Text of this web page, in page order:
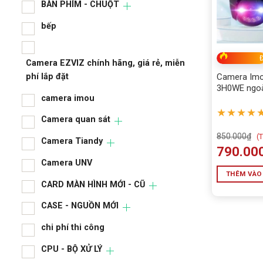
BÀN PHÍM - CHUỘT
bếp
Camera EZVIZ chính hãng, giá rẻ, miễn
phí lắp đặt
camera imou
Camera quan sát
Camera Tiandy
Camera UNV
CARD MÀN HÌNH MỚI - CŨ
CASE - NGUỒN MỚI
chi phí thi công
CPU - BỘ XỬ LÝ
bếp
Camera
3H0WE
thông
850.000₫ (
THÊM VÀO